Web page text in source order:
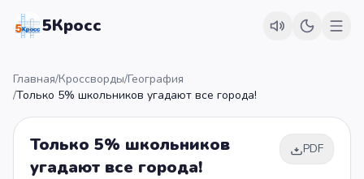
5Кросс
Главная/Кроссворды/География
/Только 5% школьников угадают все города!
Только 5% школьников
угадают все города!
PDF